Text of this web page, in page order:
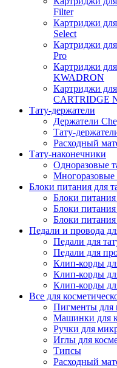
Filter
Картриджи
Select
Картриджи
Pro
Картриджи
KWADRON
Картриджи
CARTRIDGE
Тату-держатели
Держатели
Тату-
Расходный
Тату-наконечники
Одноразовые
Блоки питания для
Блоки
Блоки
Блоки
Педали и провода
Педали для
Педали для
Клип-корды
Клип-корды
Клип-корды
Все для
Пигменты для
Машинки для
Ручки для
Иглы для
Типсы
Расходный